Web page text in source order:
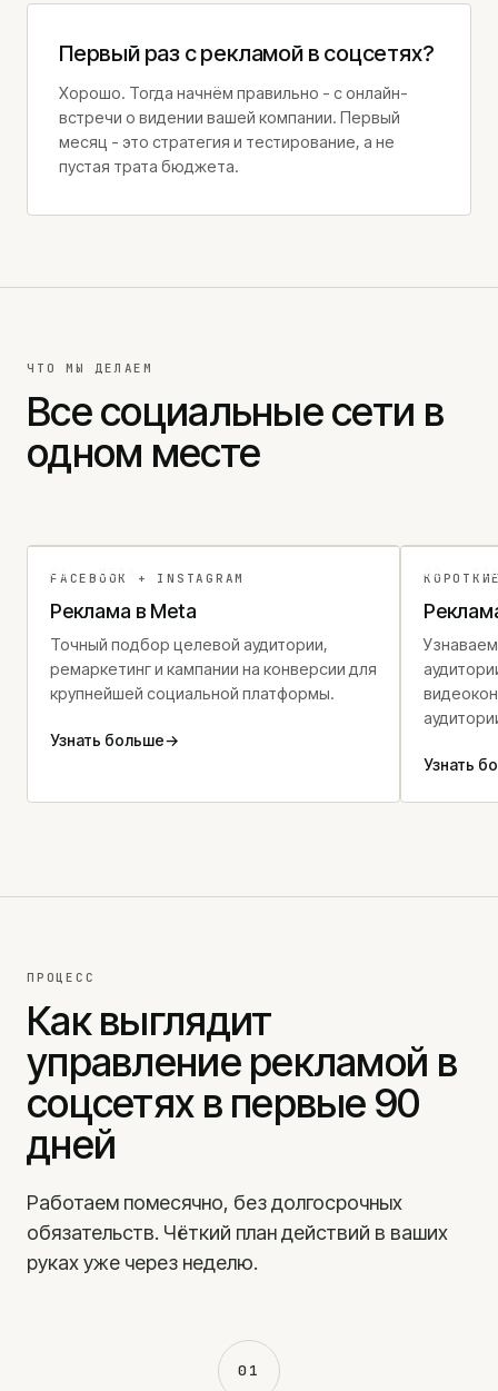
EMAIL
info@jkonsult.lv
ОФИС
Lāčplēša iela 62, Рига
Первый раз с рекламой в соцсетях?
Хорошо. Тогда начнём правильно - с онлайн-
встречи о видении вашей компании. Первый
месяц - это стратегия и тестирование, а не
пустая трата бюджета.
ЧТО МЫ ДЕЛАЕМ
Все социальные сети в
одном месте
01 - META
FACEBOOK + INSTAGRAM
Реклама в Meta
Точный подбор целевой аудитории,
ремаркетинг и кампании на конверсии для
крупнейшей социальной платформы.
Узнать больше→
02 -
Узнать
ПРОЦЕСС
Как выглядит
управление рекламой в
соцсетях в первые 90
дней
Работаем помесячно, без долгосрочных
обязательств. Чёткий план действий в ваших
руках уже через неделю.
01